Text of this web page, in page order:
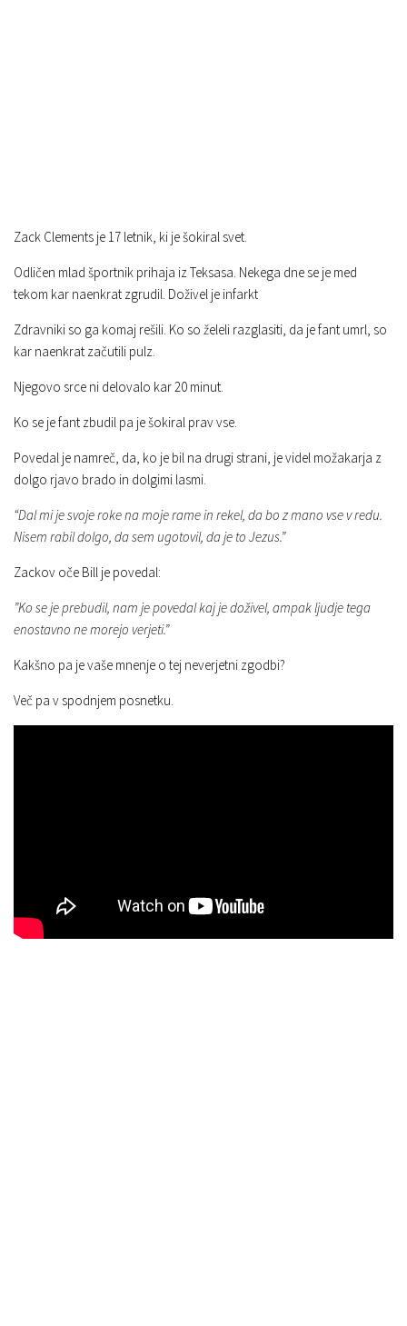
Zack Clements je 17 letnik, ki je šokiral svet.
Odličen mlad športnik prihaja iz Teksasa. Nekega dne se je med
tekom kar naenkrat zgrudil. Doživel je infarkt
Zdravniki so ga komaj rešili. Ko so želeli razglasiti, da je fant umrl, so
kar naenkrat začutili pulz.
Njegovo srce ni delovalo kar 20 minut.
Ko se je fant zbudil pa je šokiral prav vse.
Povedal je namreč, da, ko je bil na drugi strani, je videl možakarja z
dolgo rjavo brado in dolgimi lasmi.
“Dal mi je svoje roke na moje rame in rekel, da bo z mano vse v redu.
Nisem rabil dolgo, da sem ugotovil, da je to Jezus.”
Zackov oče Bill je povedal:
”Ko se je prebudil, nam je povedal kaj je doživel, ampak ljudje tega
enostavno ne morejo verjeti.”
Kakšno pa je vaše mnenje o tej neverjetni zgodbi?
Več pa v spodnjem posnetku.